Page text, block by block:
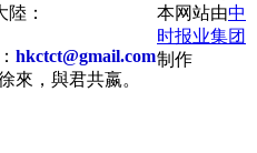
陸：
hkctct@gmail.com
來，與君共嬴。
本网站由中
时报业集团
制作